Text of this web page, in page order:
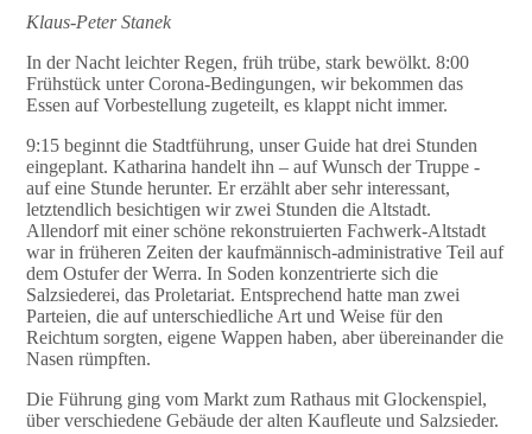
Klaus-Peter Stanek
In der Nacht leichter Regen, früh trübe, stark bewölkt. 8:00
Frühstück unter Corona-Bedingungen, wir bekommen das
Essen auf Vorbestellung zugeteilt, es klappt nicht immer.
9:15 beginnt die Stadtführung, unser Guide hat drei Stunden
eingeplant. Katharina handelt ihn – auf Wunsch der Truppe -
auf eine Stunde herunter. Er erzählt aber sehr interessant,
letztendlich besichtigen wir zwei Stunden die Altstadt.
Allendorf mit einer schöne rekonstruierten Fachwerk-Altstadt
war in früheren Zeiten der kaufmännisch-administrative Teil auf
dem Ostufer der Werra. In Soden konzentrierte sich die
Salzsiederei, das Proletariat. Entsprechend hatte man zwei
Parteien, die auf unterschiedliche Art und Weise für den
Reichtum sorgten, eigene Wappen haben, aber übereinander die
Nasen rümpften.
Die Führung ging vom Markt zum Rathaus mit Glockenspiel,
über verschiedene Gebäude der alten Kaufleute und Salzsieder.